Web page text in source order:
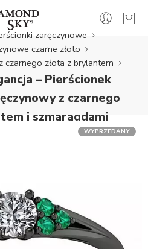
zaręczynowe
czarne złoto
czarnego złota z brylantem
– Pierścionek
z czarnego
i szmaragdami
WYPRZEDANY